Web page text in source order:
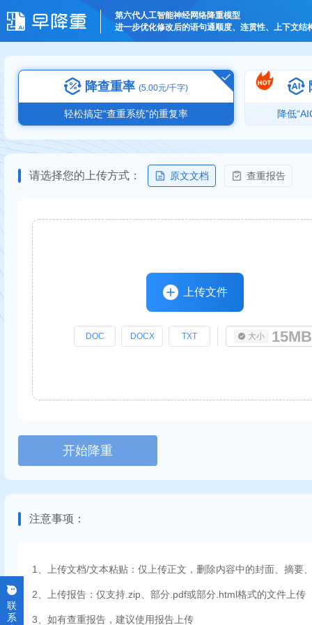
第六代人工智能神经网络降重模型
进一步优化修改后的语句通顺度、连贯性、上下文结
降查重率 (5.00元/千字)
轻松搞定“查重系统”的重复率 降低
请选择您的上传方式： 原文文档 查重报告
上传文件
DOC DOCX TXT 大小 15MB
开始降重
注意事项：
1、上传文档/文本粘贴：仅上传正文，删除内容中的封面、摘要
2、上传报告：仅支持.zip、部分.pdf或部分.html格式的文件上传
3、如有查重报告，建议使用报告上传
联
系